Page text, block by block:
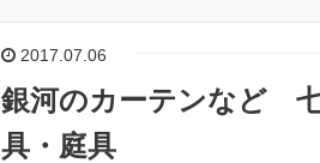
2017.07.06
銀河のカーテンなど
具・庭具